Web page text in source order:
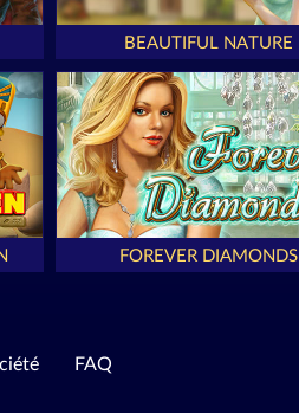
BEAUTIFUL NATURE
FOREVER DIAMONDS
FAQ